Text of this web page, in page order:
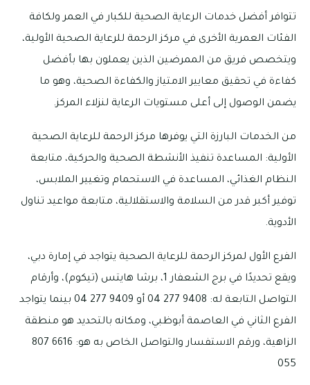
تتوافر أفضل خدمات الرعاية الصحية للكبار في العمر ولكافة
الفئات العمرية الأخرى في مركز الرحمة للرعاية الصحية الأولية،
ويتخصص فريق من الممرضين الذين يعملون بها بأفضل
كفاءة في تحقيق معايير الامتياز والكفاءة الصحية، وهو ما
يضمن الوصول إلى أعلى مستويات الرعاية لنزلاء المركز.
من الخدمات البارزة التي يوفرها مركز الرحمة للرعاية الصحية
الأولية: المساعدة تنفيذ الأنشطة الصحية والحركية، متابعة
النظام الغذائي، المساعدة في الاستحمام وتغيير الملابس،
توفير أكبر قدر من السلامة والاستقلالية، متابعة مواعيد تناول
الأدوية.
الفرع الأول لمركز الرحمة للرعاية الصحية يتواجد في إمارة دبي،
ويقع تحديدًا في برج الشعفار 1، برشا هايتس (تيكوم)، وأرقام
التواصل التابعة له: 9408 277 04 أو 9409 277 04 بينما يتواجد
الفرع الثاني في العاصمة أبوظبي، ومكانه بالتحديد هو منطقة
الزاهية، ورقم الاستفسار والتواصل الخاص به هو: 6616 807
055